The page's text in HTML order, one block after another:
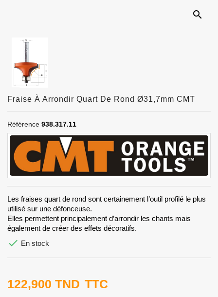
search
Fraise À Arrondir Quart De Rond Ø31,7mm CMT
Référence 938.317.11
Les fraises quart de rond sont certainement l’outil profilé le plus
utilisé sur une défonceuse.
Elles permettent principalement d’arrondir les chants mais
également de créer des effets décoratifs.
 En stock
122,900 TND TTC